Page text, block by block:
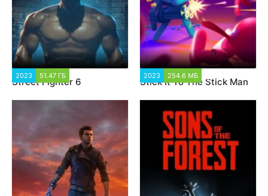
2023 51.47 ГБ
Street Fighter 6
2023 254.6 МБ
Stick It To The Stick Man